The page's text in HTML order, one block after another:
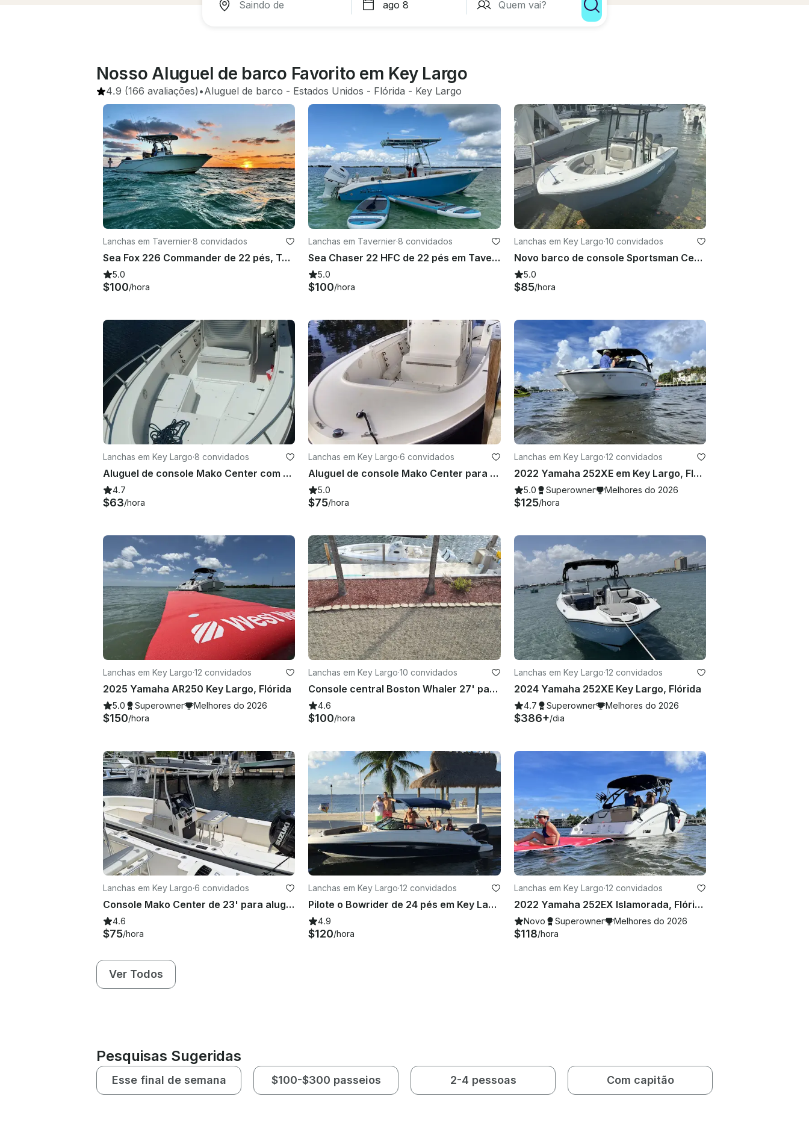
Nosso Aluguel de barco Favorito em Key Largo
4.9 (166 avaliações) •Aluguel de barco - Estados Unidos - Flórida - Key Largo
Lanchas em Tavernier·8 convidados
Sea Fox 226 Commander de 22 pés, Tavernier, Flórida: mergulho com snorkel e pesca
5.0
$100/hora
Lanchas em Tavernier·8 convidados
Sea Chaser 22 HFC de 22 pés em Tavernier, Flórida, para pesca e mergulho
5.0
$100/hora
Lanchas em Key Largo·10 convidados
Novo barco de console Sportsman Center de 21 pés para 10 pessoas em Coral Gables
5.0
$85/hora
Lanchas em Key Largo·8 convidados
Aluguel de console Mako Center com 200 cv e 4 tempos em Key Largo, Flórida
4.7
$63/hora
Lanchas em Key Largo·6 convidados
Aluguel de console Mako Center para 6 pessoas e 22 pés em Key Largo
5.0
$75/hora
Lanchas em Key Largo·12 convidados
2022 Yamaha 252XE em Key Largo, Flórida
5.0 Superowner Melhores do 2026
$125/hora
Lanchas em Key Largo·12 convidados
2025 Yamaha AR250 Key Largo, Flórida
5.0 Superowner Melhores do 2026
$150/hora
Lanchas em Key Largo·10 convidados
Console central Boston Whaler 27' para alugar em Key Largo
4.6
$100/hora
Lanchas em Key Largo·12 convidados
2024 Yamaha 252XE Key Largo, Flórida
4.7 Superowner Melhores do 2026
$386+/dia
Lanchas em Key Largo·6 convidados
Console Mako Center de 23' para alugar em Key Largo, Flórida!
4.6
$75/hora
Lanchas em Key Largo·12 convidados
Pilote o Bowrider de 24 pés em Key Largo, Flórida
4.9
$120/hora
Lanchas em Key Largo·12 convidados
2022 Yamaha 252EX Islamorada, Flórida
Novo Superowner Melhores do 2026
$118/hora
Ver Todos
Pesquisas Sugeridas
Esse final de semana $100-$300 passeios 2-4 pessoas Com capitão